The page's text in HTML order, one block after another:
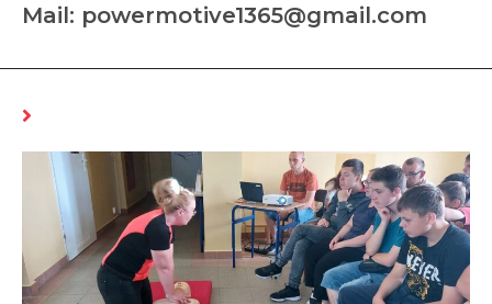
Mail: powermotive1365@gmail.com